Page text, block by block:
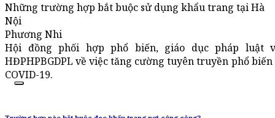
Những trường hợp bắt buộc sử dụng khẩu trang tại Hà
Nội
Phương Nhi
Hội đồng phối hợp phổ biến, giáo dục pháp luật
HĐPHPBGDPL về việc tăng cường tuyên truyền phổ
COVID-19.